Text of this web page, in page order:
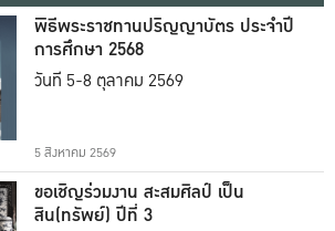
พิธีพระราชทานปริญญาบัตร ประจำปี
การศึกษา 2568
วันที่ 5-8 ตุลาคม 2569
5 สิงหาคม 2569
ขอเชิญร่วมงาน สะสมศิลป์ เป็น
สิน(ทรัพย์) ปีที่ 3